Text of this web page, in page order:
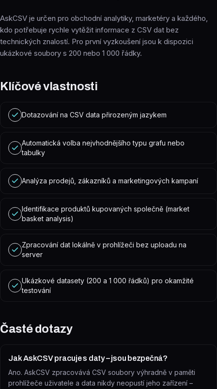
AskCSV je určen pro obchodní analytiky, marketéry a každého,
kdo potřebuje rychle vytěžit informace z CSV dat bez
technických znalostí. Pro první vyzkoušení jsou k dispozici
ukázkové soubory s 200 nebo 1 000 řádky.
Klíčové vlastnosti
Dotazování na CSV data přirozeným jazykem
Automatická volba nejvhodnějšího typu grafu nebo
tabulky
Analýza prodejů, zákazníků a marketingových kampaní
Identifikace produktů kupovaných společně (market
basket analysis)
Zpracování dat lokálně v prohlížeči bez uploadu na
server
Ukázkové datasety (200 a 1 000 řádků) pro okamžité
testování
Časté dotazy
Jak AskCSV pracuje s daty – jsou bezpečná?
Ano. AskCSV zpracovává CSV soubory výhradně v paměti
prohlížeče uživatele a data nikdy neopustí jeho zařízení –